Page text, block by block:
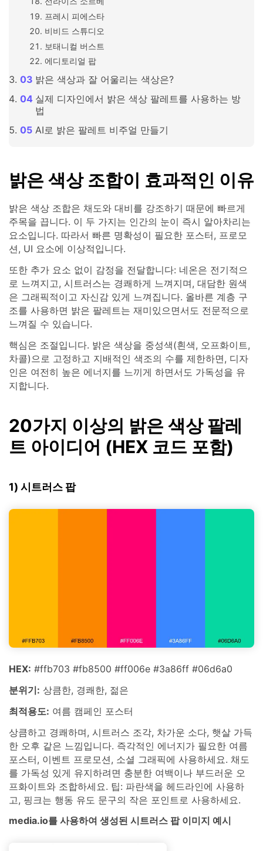
프레시 피에스타
비비드 스튜디오
보태니컬 버스트
에디토리얼 팝
밝은 색상과 잘 어울리는 색상은?
실제 디자인에서 밝은 색상 팔레트를 사용하는 방
법
AI로 밝은 팔레트 비주얼 만들기
밝은 색상 조합이 효과적인 이유
밝은 색상 조합은 채도와 대비를 강조하기 때문에 빠르게
주목을 끕니다. 이 두 가지는 인간의 눈이 즉시 알아차리는
요소입니다. 따라서 빠른 명확성이 필요한 포스터, 프로모
션, UI 요소에 이상적입니다.
또한 추가 요소 없이 감정을 전달합니다: 네온은 전기적으
로 느껴지고, 시트러스는 경쾌하게 느껴지며, 대담한 원색
은 그래픽적이고 자신감 있게 느껴집니다. 올바른 계층 구
조를 사용하면 밝은 팔레트는 재미있으면서도 전문적으로
느껴질 수 있습니다.
핵심은 조절입니다. 밝은 색상을 중성색(흰색, 오프화이트,
차콜)으로 고정하고 지배적인 색조의 수를 제한하면, 디자
인은 여전히 높은 에너지를 느끼게 하면서도 가독성을 유
지합니다.
20가지 이상의 밝은 색상 팔레
트 아이디어 (HEX 코드 포함)
1) 시트러스 팝
HEX: #ffb703 #fb8500 #ff006e #3a86ff #06d6a0
분위기: 상큼한, 경쾌한, 젊은
최적용도: 여름 캠페인 포스터
상큼하고 경쾌하며, 시트러스 조각, 차가운 소다, 햇살 가득
한 오후 같은 느낌입니다. 즉각적인 에너지가 필요한 여름
포스터, 이벤트 프로모션, 소셜 그래픽에 사용하세요. 채도
를 가독성 있게 유지하려면 충분한 여백이나 부드러운 오
프화이트와 조합하세요. 팁: 파란색을 헤드라인에 사용하
고, 핑크는 행동 유도 문구의 작은 포인트로 사용하세요.
media.io를 사용하여 생성된 시트러스 팝 이미지 예시